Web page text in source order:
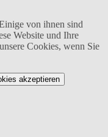
von ihnen sind
Website und Ihre
Cookies, wenn Sie
akzeptieren